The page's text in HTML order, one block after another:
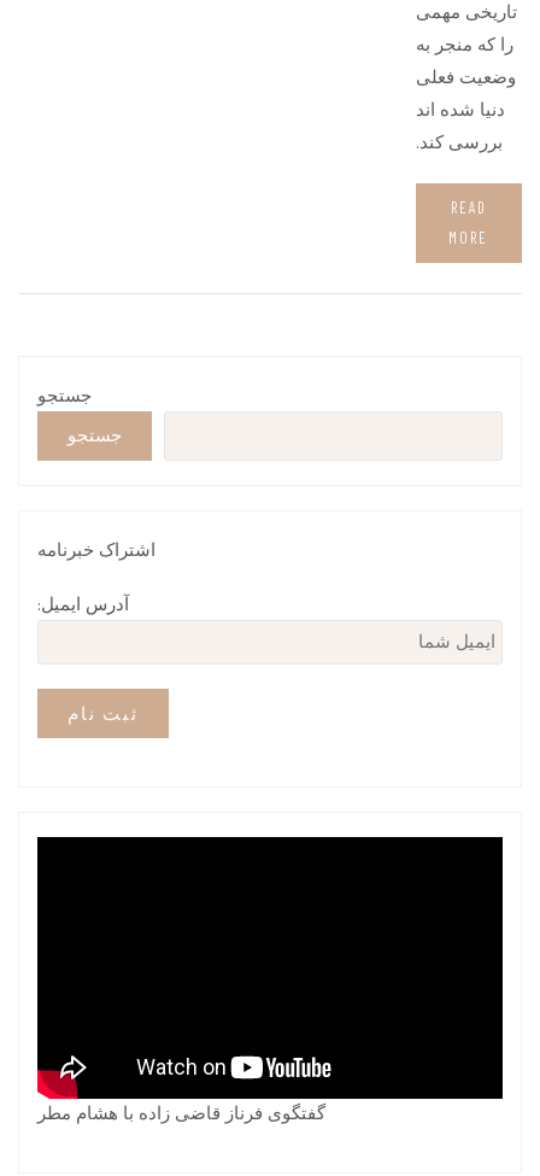
تاریخی مهمی
را که منجر به
وضعیت فعلی
دنیا شده اند
بررسی کند.
READ
MORE
جستجو
جستجو
اشتراک خبرنامه
آدرس ایمیل:
گفتگوی فرناز قاضی زاده با هشام مطر